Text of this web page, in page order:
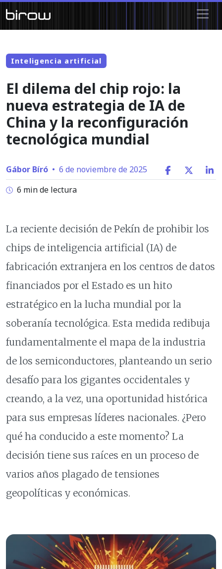
Inteligencia artificial
El dilema del chip rojo: la
nueva estrategia de IA de
China y la reconfiguración
tecnológica mundial
Gábor Bíró • 6 de noviembre de 2025
6 min de lectura
La reciente decisión de Pekín de prohibir los
chips de inteligencia artificial (IA) de
fabricación extranjera en los centros de datos
financiados por el Estado es un hito
estratégico en la lucha mundial por la
soberanía tecnológica. Esta medida redibuja
fundamentalmente el mapa de la industria
de los semiconductores, planteando un serio
desafío para los gigantes occidentales y
creando, a la vez, una oportunidad histórica
para sus empresas líderes nacionales. ¿Pero
qué ha conducido a este momento? La
decisión tiene sus raíces en un proceso de
varios años plagado de tensiones
geopolíticas y económicas.